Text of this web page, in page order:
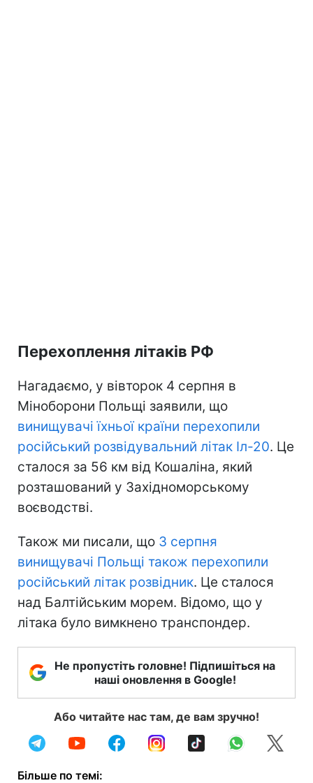
Перехоплення літаків РФ
Нагадаємо, у вівторок 4 серпня в
Міноборони Польщі заявили, що
винищувачі їхньої країни перехопили
російський розвідувальний літак Іл-20. Це
сталося за 56 км від Кошаліна, який
розташований у Західноморському
воєводстві.
Також ми писали, що 3 серпня
винищувачі Польщі також перехопили
російський літак розвідник. Це сталося
над Балтійським морем. Відомо, що у
літака було вимкнено транспондер.
Не пропустіть головне! Підпишіться на
наші оновлення в Google!
Або читайте нас там, де вам зручно!
Більше по темі: